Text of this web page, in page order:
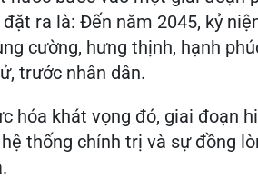
ra là: Đến năm 2045, kỷ
cường, hưng thịnh, hạnh
trước nhân dân.
hóa khát vọng đó, giai đoạn
thống chính trị và sự đồng